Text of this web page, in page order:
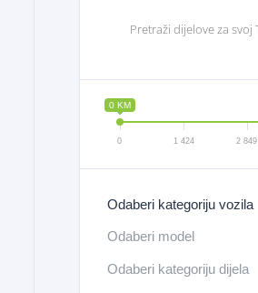
0 KM
0 1 424 2 849
Odaberi kategoriju vozila
Odaberi model
Odaberi kategoriju dijela